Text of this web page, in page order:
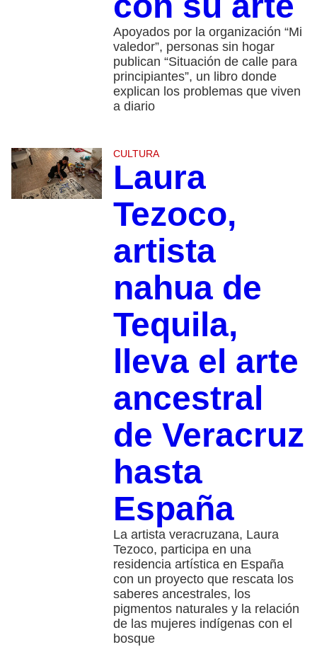
Apoyados por la organización “Mi
valedor”, personas sin hogar
publican “Situación de calle para
principiantes”, un libro donde
explican los problemas que viven
a diario
CULTURA
Laura
Tezoco,
artista
nahua de
Tequila,
lleva el arte
ancestral
de Veracruz
hasta
España
La artista veracruzana, Laura
Tezoco, participa en una
residencia artística en España
con un proyecto que rescata los
saberes ancestrales, los
pigmentos naturales y la relación
de las mujeres indígenas con el
bosque